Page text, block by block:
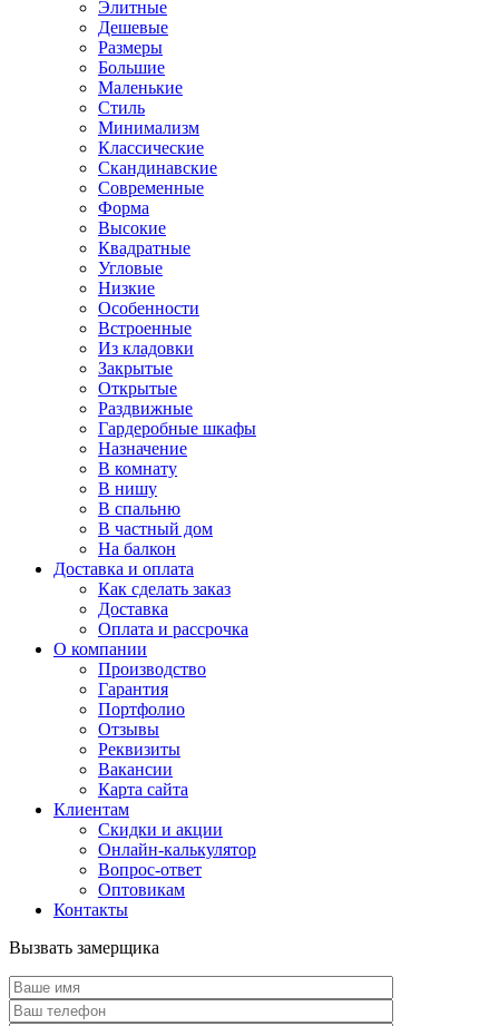
Элитные
Дешевые
Размеры
Большие
Маленькие
Стиль
Минимализм
Классические
Скандинавские
Современные
Форма
Высокие
Квадратные
Угловые
Низкие
Особенности
Встроенные
Из кладовки
Закрытые
Открытые
Раздвижные
Гардеробные шкафы
Назначение
В комнату
В нишу
В спальню
В частный дом
На балкон
Доставка и оплата
Как сделать заказ
Доставка
Оплата и рассрочка
О компании
Производство
Гарантия
Портфолио
Отзывы
Реквизиты
Вакансии
Карта сайта
Клиентам
Скидки и акции
Онлайн-калькулятор
Вопрос-ответ
Оптовикам
Контакты
Вызвать замерщика